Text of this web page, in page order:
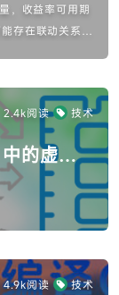
，收益率可用期
存在联动关系，
2.4k阅读 技术
的虚拟
4.9k阅读 技术